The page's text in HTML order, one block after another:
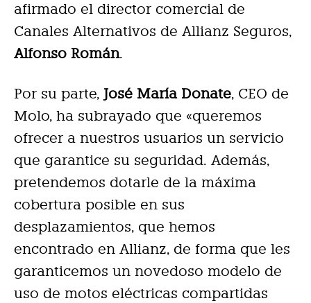
afirmado el director comercial de
Canales Alternativos de Allianz Seguros,
Alfonso Román.
Por su parte, José María Donate, CEO de
Molo, ha subrayado que «queremos
ofrecer a nuestros usuarios un servicio
que garantice su seguridad. Además,
pretendemos dotarle de la máxima
cobertura posible en sus
desplazamientos, que hemos
encontrado en Allianz, de forma que les
garanticemos un novedoso modelo de
uso de motos eléctricas compartidas